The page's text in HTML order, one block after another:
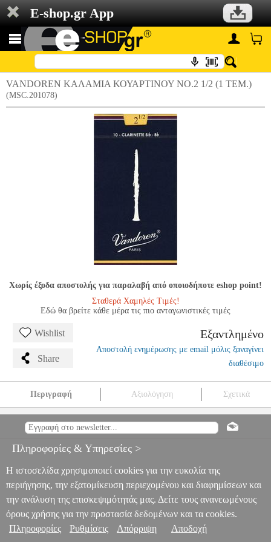
E-shop.gr App
VANDOREN ΚΑΛΑΜΙΑ ΚΟΥΑΡΤΙΝΟΥ ΝΟ.2 1/2 (1 ΤΕΜ.)
(MSC.201078)
Χωρίς έξοδα αποστολής για παραλαβή από οποιοδήποτε eshop point!
Σταθερά Χαμηλές Τιμές!
Εδώ θα βρείτε κάθε μέρα τις πιο ανταγωνιστικές τιμές
Wishlist
Share
Εξαντλημένο
Αποστολή ενημέρωσης με email μόλις ξαναγίνει
διαθέσιμο
Περιγραφή Αξιολόγηση Σχετικά
MSC.201078 MSC.201078
VANDOREN
ΚΟΥΑΡΤΙΝΟΥ ΝΟ.2 1/2 (1 ΤΕΜ.)
Πληροφορίες & Υπηρεσίες >
Η ιστοσελίδα χρησιμοποιεί cookies για την ευκολία της
περιήγησης, την εξατομίκευση περιεχομένου και διαφημίσεων και
την ανάλυση της επισκεψιμότητάς μας. Δείτε τους ανανεωμένους
όρους χρήσης για την προστασία δεδομένων και τα cookies.
Πληροφορίες
Ρυθμίσεις Απόρριψη Αποδοχή